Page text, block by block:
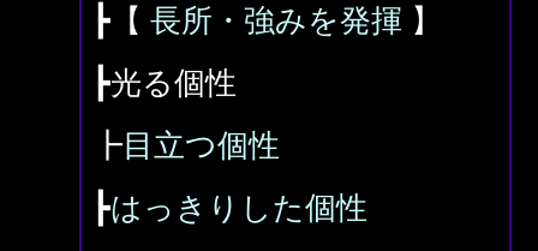
┣【 長所・強みを発揮 】
┣光る個性
┣目立つ個性
┣はっきりした個性